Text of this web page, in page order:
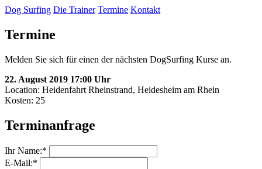
Dog Surfing Die Trainer Termine Kontakt
Termine
Melden Sie sich für einen der nächsten DogSurfing Kurse an.
22. August 2019 17:00 Uhr
Location: Heidenfahrt Rheinstrand, Heidesheim am Rhein
Kosten: 25
Terminanfrage
Ihr Name:*
E-Mail:*